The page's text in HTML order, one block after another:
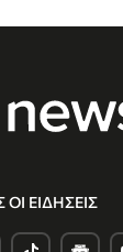
ΟΙ ΕΙΔΗΣΕΙΣ